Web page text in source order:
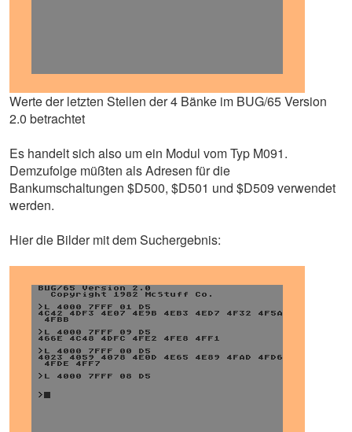
Werte der letzten Stellen der 4 Bänke im BUG/65 Version
2.0 betrachtet
Es handelt sich also um ein Modul vom Typ M091.
Demzufolge müßten als Adresen für die
Bankumschaltungen $D500, $D501 und $D509 verwendet
werden.
Hier die Bilder mit dem Suchergebnis: